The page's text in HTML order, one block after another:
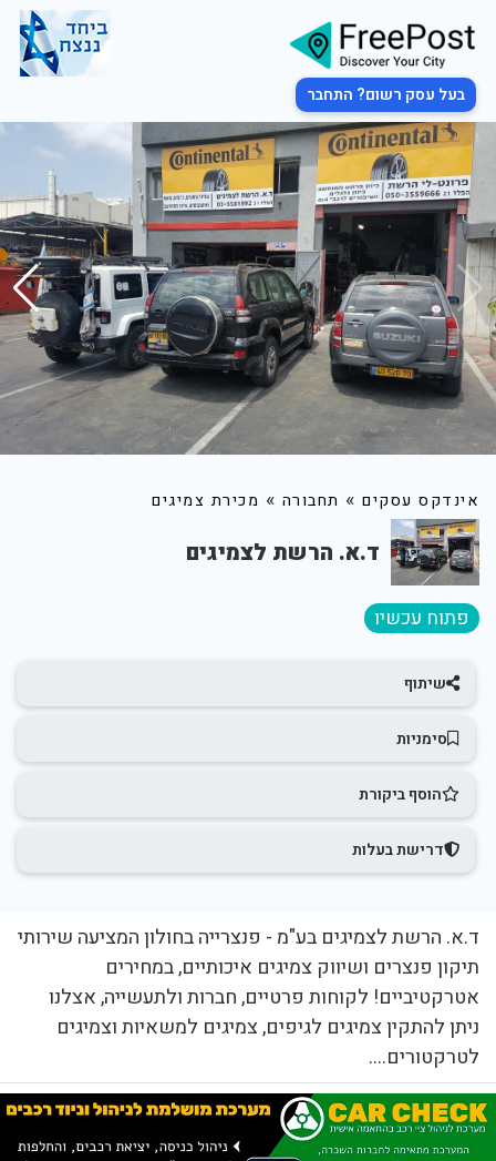
בעל עסק רשום? התחבר
אינדקס עסקים » תחבורה » מכירת צמיגים
ד.א. הרשת לצמיגים
פתוח עכשיו
שיתוף
סימניות
הוסף ביקורת
דרישת בעלות
ד.א. הרשת לצמיגים בע"מ - פנצרייה בחולון המציעה שירותי
תיקון פנצרים ושיווק צמיגים איכותיים, במחירים
אטרקטיביים! לקוחות פרטיים, חברות ולתעשייה, אצלנו
ניתן להתקין צמיגים לגיפים, צמיגים למשאיות וצמיגים
לטרקטורים....